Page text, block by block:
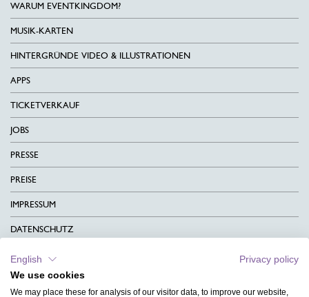
WARUM EVENTKINGDOM?
MUSIK-KARTEN
HINTERGRÜNDE VIDEO & ILLUSTRATIONEN
APPS
TICKETVERKAUF
JOBS
PRESSE
PREISE
IMPRESSUM
DATENSCHUTZ
KONTAKT
AGB
English
Privacy policy
We use cookies
We may place these for analysis of our visitor data, to improve our website,